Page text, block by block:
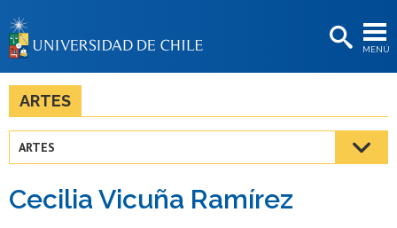
MENÚ
BIBLIOTECAS
Estudiantes
Académicas/os
ARTES
ARTES
Cecilia Vicuña Ramírez​​